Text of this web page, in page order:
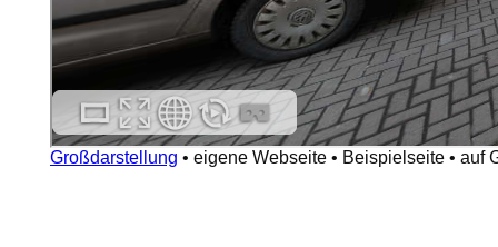
Großdarstellung • eigene Webseite • Beispielseite • auf